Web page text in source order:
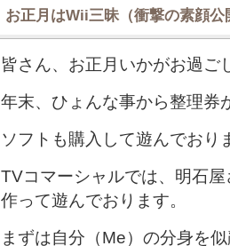
お正月はWii三昧（衝撃の素顔公
皆さん、お正月いかがお過ご
年末、ひょんな事から整理券
ソフトも購入して遊んでおり
TVコマーシャルでは、明石
作って遊んでおります。
まずは自分（Me）の分身を